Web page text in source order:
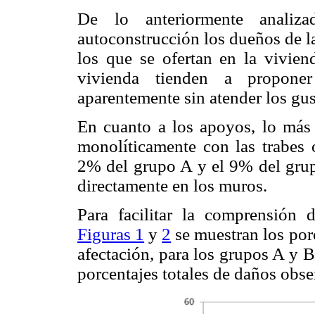
De lo anteriormente
autoconstrucción los dueños de
los que se ofertan en la
vivienda tienden a
aparentemente sin atender los
En cuanto a los apoyos, lo
monolíticamente con las trabes
2% del grupo A y el 9% del
directamente en los muros.
Para facilitar la comprensión
Figuras 1 y 2 se muestran los
afectación, para los grupos A y
porcentajes totales de daños